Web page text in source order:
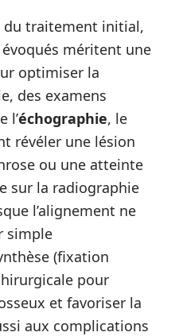
du traitement initial,
méritent une
optimiser la
des examens
l’échographie, le
révéler une lésion
ou une atteinte
sur la radiographie
l’alignement ne
simple
(fixation
pour
et favoriser la
aux complications